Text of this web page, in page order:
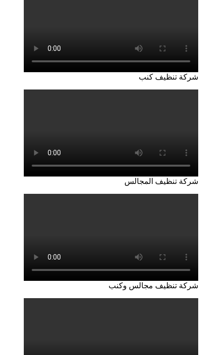
شركة تنظيف كنب
شركة تنظيف المجالس
شركة تنظيف مجالس وكنب